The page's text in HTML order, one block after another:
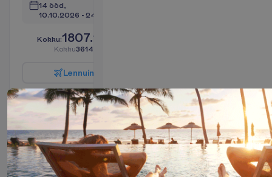
14 ööd,
10.10.2026 - 24.10.2026
Kokku:1807.17
Kokku3614.34
Lennuin
roneeri
1